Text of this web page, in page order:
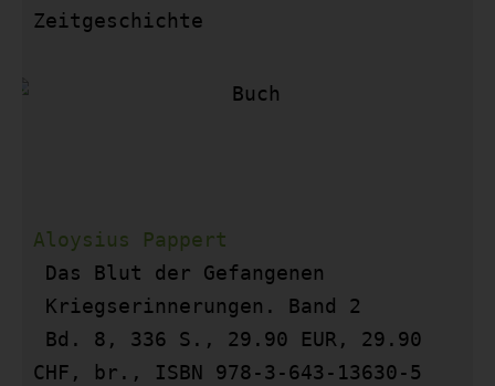
Zeitgeschichte
Aloysius Pappert
Das Blut der Gefangenen
CHF, br., ISBN 978-3-643-13630-5